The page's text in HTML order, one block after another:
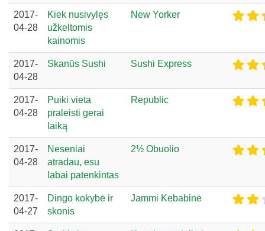
2017-
04-28
Kiek nusivylęs
užkeltomis
kainomis
New Yorker
2017-
04-28
Skanūs Sushi Sushi Express
2017-
04-28
Puiki vieta
praleisti gerai
laiką
Republic
2017-
04-28
Neseniai
atradau, esu
labai patenkintas
2½ Obuolio
2017-
04-27
Dingo kokybė ir
skonis
Jammi Kebabinė